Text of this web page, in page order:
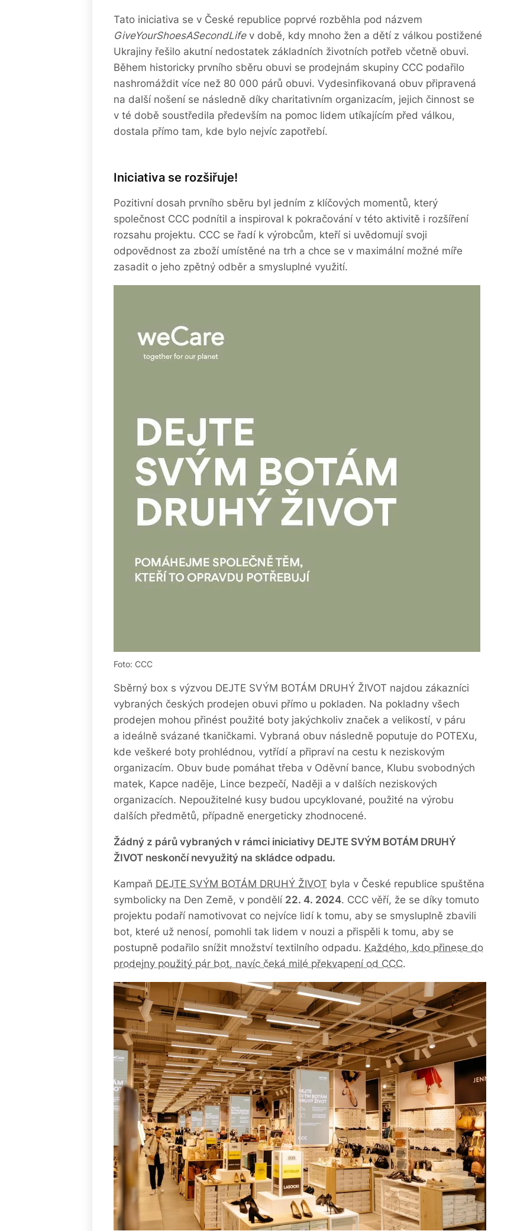
Tato iniciativa se v České republice poprvé rozběhla pod názvem
GiveYourShoesASecondLife v době, kdy mnoho žen a dětí z válkou postižené
Ukrajiny řešilo akutní nedostatek základních životních potřeb včetně obuvi.
Během historicky prvního sběru obuvi se prodejnám skupiny CCC podařilo
nashromáždit více než 80 000 párů obuvi. Vydesinfikovaná obuv připravená
na další nošení se následně díky charitativním organizacím, jejich činnost se
v té době soustředila především na pomoc lidem utíkajícím před válkou,
dostala přímo tam, kde bylo nejvíc zapotřebí.
Iniciativa se rozšiřuje!
Pozitivní dosah prvního sběru byl jedním z klíčových momentů, který
společnost CCC podnítil a inspiroval k pokračování v této aktivitě i rozšíření
rozsahu projektu. CCC se řadí k výrobcům, kteří si uvědomují svoji
odpovědnost za zboží umístěné na trh a chce se v maximální možné míře
zasadit o jeho zpětný odběr a smysluplné využití.
Foto: CCC
Sběrný box s výzvou DEJTE SVÝM BOTÁM DRUHÝ ŽIVOT najdou zákazníci
vybraných českých prodejen obuvi přímo u pokladen. Na pokladny všech
prodejen mohou přinést použité boty jakýchkoliv značek a velikostí, v páru
a ideálně svázané tkaničkami. Vybraná obuv následně poputuje do POTEXu,
kde veškeré boty prohlédnou, vytřídí a připraví na cestu k neziskovým
organizacím. Obuv bude pomáhat třeba v Oděvní bance, Klubu svobodných
matek, Kapce naděje, Lince bezpečí, Naději a v dalších neziskových
organizacích. Nepoužitelné kusy budou upcyklované, použité na výrobu
dalších předmětů, případně energeticky zhodnocené.
Žádný z párů vybraných v rámci iniciativy DEJTE SVÝM BOTÁM DRUHÝ
ŽIVOT neskončí nevyužitý na skládce odpadu.
Kampaň DEJTE SVÝM BOTÁM DRUHÝ ŽIVOT byla v České republice spuštěna
symbolicky na Den Země, v pondělí 22. 4. 2024. CCC věří, že se díky tomuto
projektu podaří namotivovat co nejvíce lidí k tomu, aby se smysluplně zbavili
bot, které už nenosí, pomohli tak lidem v nouzi a přispěli k tomu, aby se
postupně podařilo snížit množství textilního odpadu. Každého, kdo přinese do
prodejny použitý pár bot, navíc čeká milé překvapení od CCC.